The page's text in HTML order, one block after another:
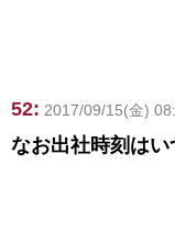
52: 2017/09/15(金)
なお出社時刻は